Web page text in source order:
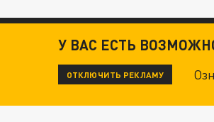
У ВАС ЕСТЬ
ОТКЛЮЧИТЬ РЕКЛАМУ